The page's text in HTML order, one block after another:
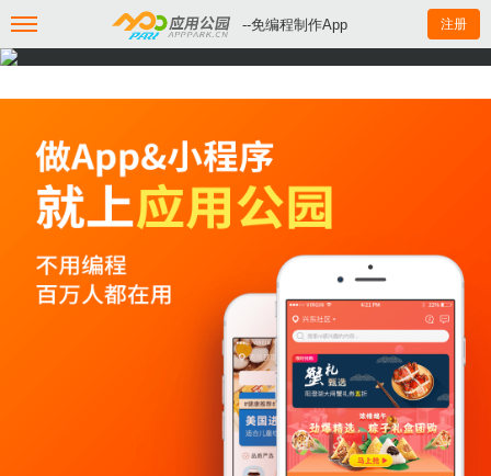
--免编程制作App 注册